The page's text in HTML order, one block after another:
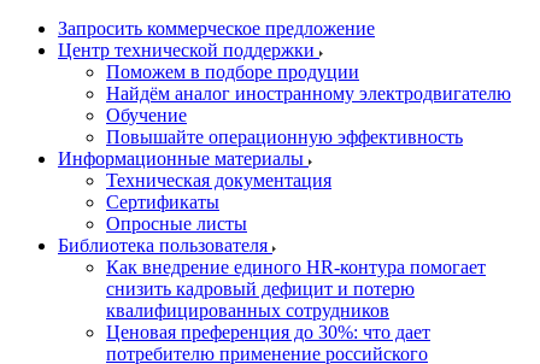
Запросить коммерческое предложение
Центр технической поддержки
Поможем в подборе продуции
Найдём аналог иностранному электродвигателю
Обучение
Повышайте операционную эффективность
Информационные материалы
Техническая документация
Сертификаты
Опросные листы
Библиотека пользователя
Как внедрение единого HR-контура помогает
снизить кадровый дефицит и потерю
квалифицированных сотрудников
Ценовая преференция до 30%: что дает
потребителю применение российского